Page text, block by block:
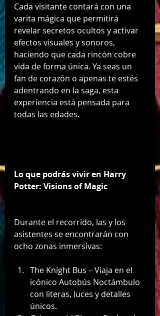
Cada visitante contará con una
varita mágica que permitirá
revelar secretos ocultos y activar
efectos visuales y sonoros,
haciendo que cada rincón cobre
vida de forma única. Ya seas un
fan de corazón o apenas te estés
adentrando en la saga, esta
experiencia está pensada para
todas las edades.
Lo que podrás vivir en Harry
Potter: Visions of Magic
Durante el recorrido, las y los
asistentes se encontrarán con
ocho zonas inmersivas:
The Knight Bus – Viaja en el
icónico Autobús Noctámbulo
con literas, luces y detalles
únicos.